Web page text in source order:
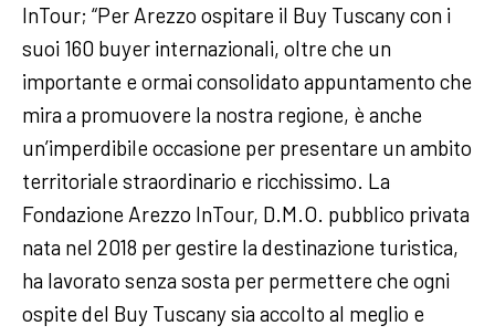
InTour; “Per Arezzo ospitare il Buy Tuscany con i
suoi 160 buyer internazionali, oltre che un
importante e ormai consolidato appuntamento che
mira a promuovere la nostra regione, è anche
un’imperdibile occasione per presentare un ambito
territoriale straordinario e ricchissimo. La
Fondazione Arezzo InTour, D.M.O. pubblico privata
nata nel 2018 per gestire la destinazione turistica,
ha lavorato senza sosta per permettere che ogni
ospite del Buy Tuscany sia accolto al meglio e